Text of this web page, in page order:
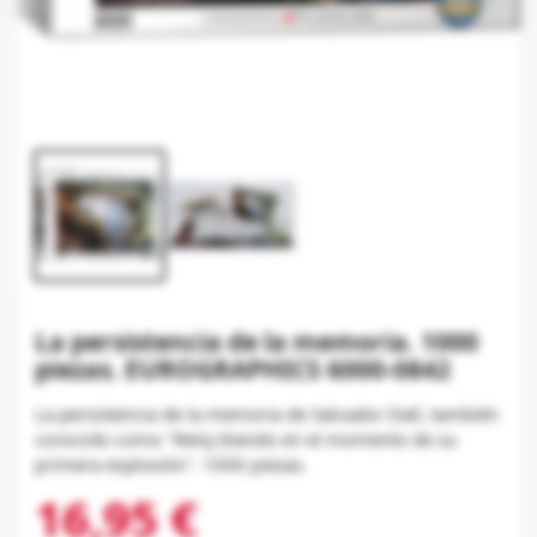
La persistencia de la memoria. 1000
piezas. EUROGRAPHICS 6000-0842
La persistencia de la memoria de Salvador Dalí, también
conocido como "Reloj blando en el momento de su
primera explosión". 1000 piezas.
16,95 €